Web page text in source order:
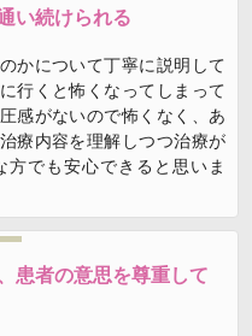
い続けられる
かについて丁寧に説明して
行くと怖くなってしまって
感がないので怖くなく、あ
療内容を理解しつつ治療が
でも安心できると思いま
患者の意思を尊重して